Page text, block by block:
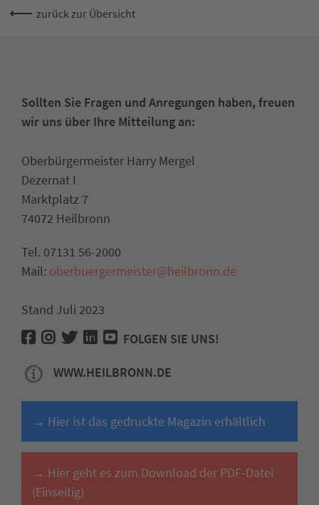
zurück zur Übersicht
Sollten Sie Fragen und Anregungen haben, freuen
wir uns über Ihre Mitteilung an:
Oberbürgermeister Harry Mergel
Dezernat I
Marktplatz 7
74072 Heilbronn
Tel. 07131 56-2000
Mail: oberbuergermeister@heilbronn.de
Stand Juli 2023
FOLGEN SIE UNS!
WWW.HEILBRONN.DE
→ Hier ist das gedruckte Magazin erhältlich
→ Hier geht es zum Download der PDF-Datei
(Einseitig)